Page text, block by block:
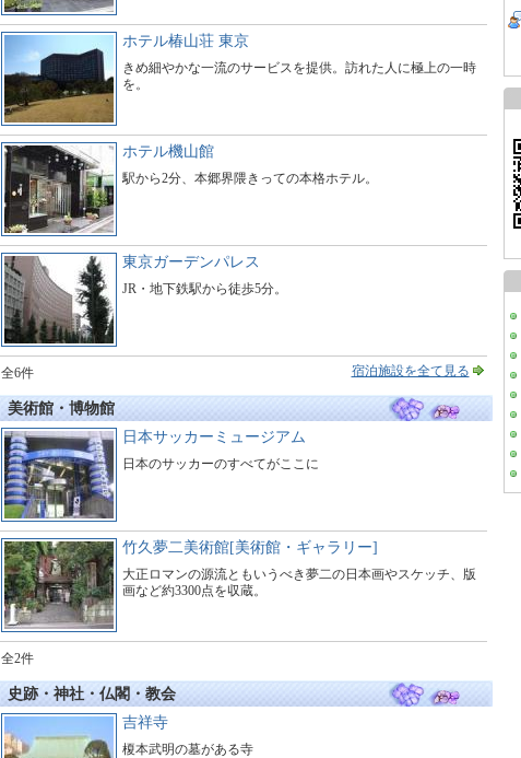
ホテル椿山荘 東京
きめ細やかな一流のサービスを提供。訪れた人に極上の一時
を。
ホテル機山館
駅から2分、本郷界隈きっての本格ホテル。
東京ガーデンパレス
JR・地下鉄駅から徒歩5分。
全6件 宿泊施設を全て見る
美術館・博物館
日本サッカーミュージアム
日本のサッカーのすべてがここに
竹久夢二美術館[美術館・ギャラリー]
大正ロマンの源流ともいうべき夢二の日本画やスケッチ、版
画など約3300点を収蔵。
全2件
史跡・神社・仏閣・教会
吉祥寺
榎本武明の墓がある寺